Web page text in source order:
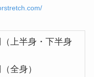
上半身・下半身
全身）